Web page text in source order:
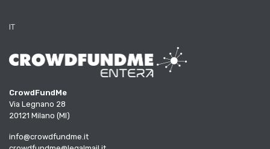
IT
CrowdFundMe
Via Legnano 28
20121 Milano (MI)
info@crowdfundme.it